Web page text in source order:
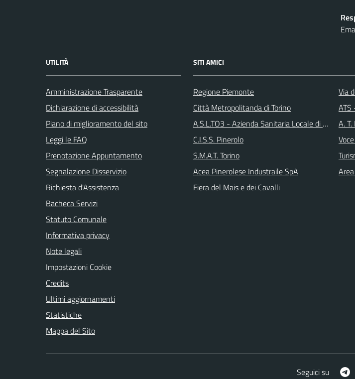
UTILITÀ
Amministrazione Trasparente
Dichiarazione di accessibilità
Piano di miglioramento del sito
Leggi le FAQ
Prenotazione Appuntamento
Segnalazione Disservizio
Richiesta d'Assistenza
Bacheca Servizi
Statuto Comunale
Informativa privacy
Note legali
Impostazioni Cookie
Credits
Ultimi aggiornamenti
Statistiche
Mappa del Sito
SITI AMICI
Regione Piemonte
Città Metropolitanda di Torino
A.S.L.TO3 - Azienda Sanitaria Locale di Collegno
C.I.S.S. Pinerolo
S.M.A.T. Torino
Acea Pinerolese Industraile SpA
Fiera del Mais e dei Cavalli
Via
ATS
A.
Seguici su